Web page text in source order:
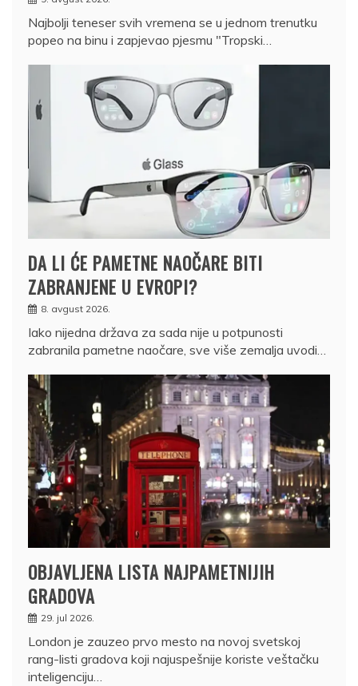
Najbolji teneser svih vremena se u jednom trenutku
popeo na binu i zapjevao pjesmu "Tropski…
DA LI ĆE PAMETNE NAOČARE BITI
ZABRANJENE U EVROPI?
8. avgust 2026.
Iako nijedna država za sada nije u potpunosti
zabranila pametne naočare, sve više zemalja uvodi…
OBJAVLJENA LISTA NAJPAMETNIJIH
GRADOVA
29. jul 2026.
London je zauzeo prvo mesto na novoj svetskoj
rang-listi gradova koji najuspešnije koriste veštačku
inteligenciju…